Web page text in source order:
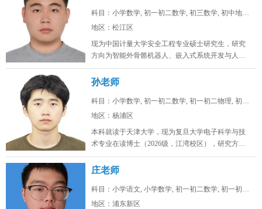
科目：小学数学, 初一初二数学, 初三数学, 初中地理...
地区：松江区
现为中国计量大学安全工程专业硕士研究生，研究
方向为智能外骨骼机器人、嵌入式系统开发与人工
智能算法。目前在卧龙电驱中央研究...
孙老师
科目：小学数学, 初一初二数学, 初一初二物理, 初一...
地区：杨浦区
本科就读于天津大学，现为复旦大学电子科学与技
术专业在读博士（2026级，江湾校区），研究方向
为激光通信。时间充裕，工作日...
庄老师
科目：小学语文, 小学数学, 初一初二数学, 初一初二...
地区：浦东新区